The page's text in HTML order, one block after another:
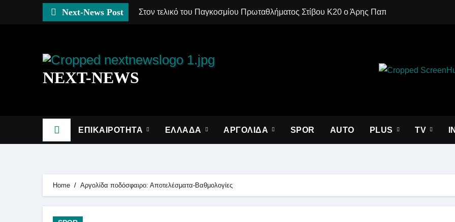
Next-News Post Στον τελικό του Παγκοσμίου Πρωταθλήματος Στίβου Κ20 ο Άρης Παπαδόπουλος!Δημοσιεύθηκε
NEXT-NEWS
ΕΠΙΚΑΙΡΟΤΗΤΑ ΕΛΛΑΔΑ ΑΡΓΟΛΙΔΑ SPOR AUTO PLUS ΤV
Home Αργολίδα ποδόσφαιρο: Αποτελέσματα-Bαθμολογίες